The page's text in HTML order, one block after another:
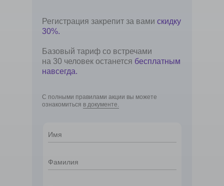
Регистрация закрепит за вами скидку
30%.
Базовый тариф со встречами
на 30 человек останется бесплатным
навсегда.
С полными правилами акции вы можете
ознакомиться в документе.